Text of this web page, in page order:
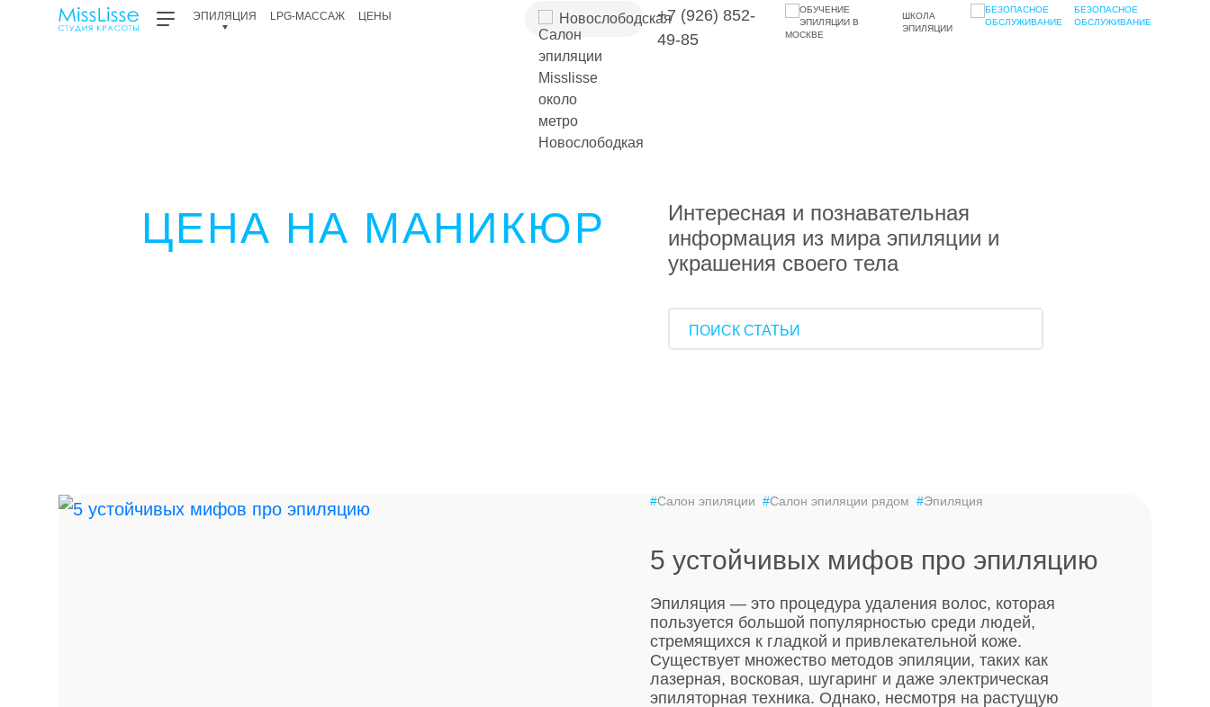
ЭПИЛЯЦИЯ LPG-МАССАЖ ЦЕНЫ Новослободская+7 (926) 852-
49-85
ШКОЛА
ЭПИЛЯЦИИ
БЕЗОПАСНОЕ
ОБСЛУЖИВАНИЕ
ЦЕНА НА МАНИКЮР
Интересная и познавательная
информация из мира эпиляции и
украшения своего тела
#Салон эпиляции #Салон эпиляции рядом #Эпиляция
5 устойчивых мифов про эпиляцию
Эпиляция — это процедура удаления волос, которая
пользуется большой популярностью среди людей,
стремящихся к гладкой и привлекательной коже.
Существует множество методов эпиляции, таких как
лазерная, восковая, шугаринг и даже электрическая
эпиляторная техника. Однако, несмотря на растущую